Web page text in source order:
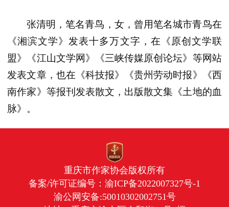
张清明，笔名青鸟，女，曾用笔名城市青鸟在
《湘滨文学》发表十多万文字，在《原创文学联
盟》《江山文学网》《三峡传媒原创论坛》等网站
发表文章，也在《科技报》《贵州劳动时报》《西
南作家》等报刊发表散文，出版散文集《土地的血
脉》。
重庆市作家协会版权所有
备案/许可证编号： 渝ICP备2022007327号-1
渝公网安备:50010302002751号